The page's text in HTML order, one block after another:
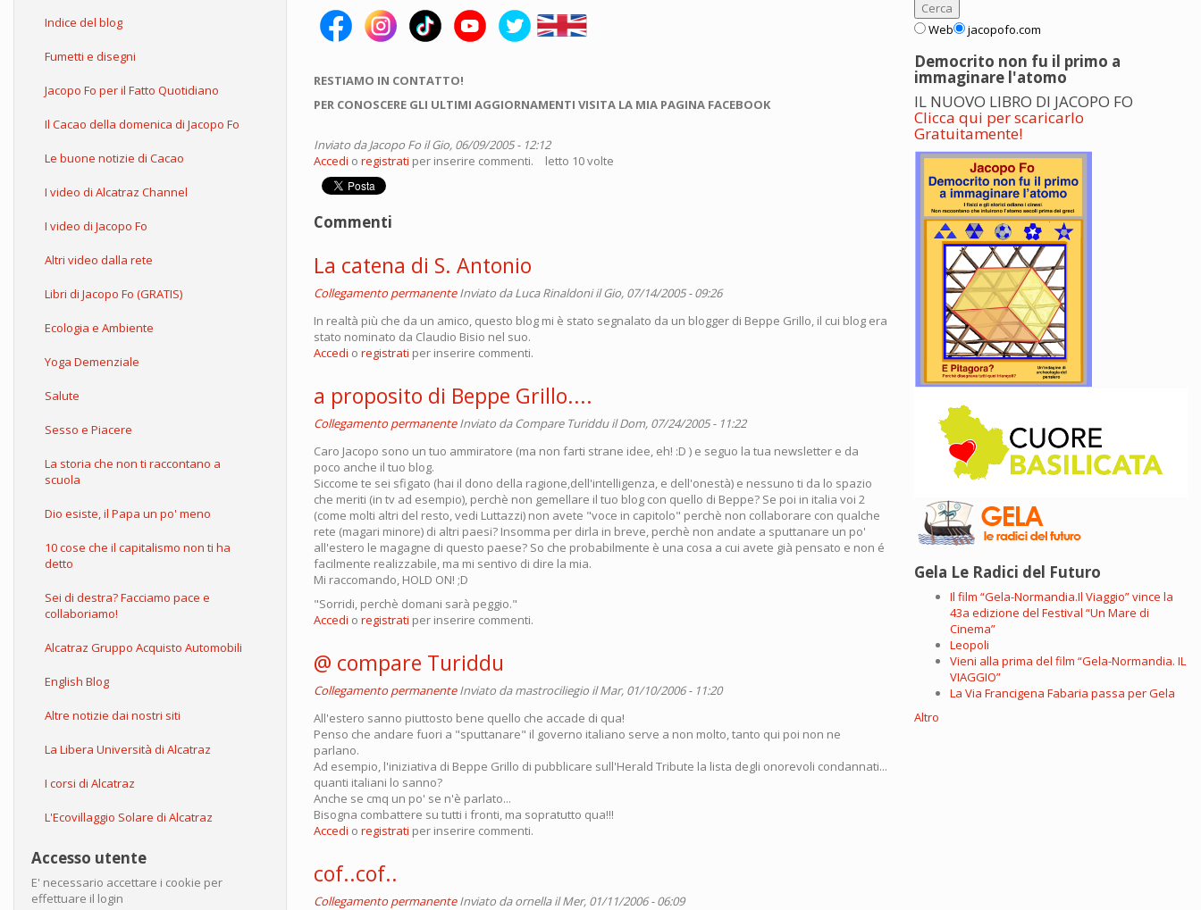
Indice del blog
Fumetti e disegni
Jacopo Fo per il Fatto Quotidiano
Il Cacao della domenica di Jacopo Fo
Le buone notizie di Cacao
I video di Alcatraz Channel
I video di Jacopo Fo
Altri video dalla rete
Libri di Jacopo Fo (GRATIS)
Ecologia e Ambiente
Yoga Demenziale
Salute
Sesso e Piacere
La storia che non ti raccontano a
scuola
Dio esiste, il Papa un po' meno
10 cose che il capitalismo non ti ha
detto
Sei di destra? Facciamo pace e
collaboriamo!
Alcatraz Gruppo Acquisto Automobili
English Blog
Altre notizie dai nostri siti
La Libera Università di Alcatraz
I corsi di Alcatraz
L'Ecovillaggio Solare di Alcatraz
Accesso utente
E' necessario accettare i cookie per
effettuare il login
RESTIAMO IN CONTATTO!
PER CONOSCERE GLI ULTIMI AGGIORNAMENTI VISITA LA MIA PAGINA FACEBOOK
Inviato daJacopo Fo il Gio, 06/09/2005 - 12:12
Accedi o registrati per inserire commenti. letto 10 volte
Commenti
La catena di S. Antonio
Collegamento permanente Inviato daLuca Rinaldoniil Gio, 07/14/2005 - 09:26
In realtà più che da un amico, questo blog mi è stato segnalato da un blogger di Beppe Grillo, il cui blog era
stato nominato da Claudio Bisio nel suo.
Accedi o registrati per inserire commenti.
a proposito di Beppe Grillo....
Collegamento permanente Inviato daCompare Turidduil Dom, 07/24/2005 - 11:22
Caro Jacopo sono un tuo ammiratore (ma non farti strane idee, eh! :D ) e seguo la tua newsletter e da
poco anche il tuo blog.
Siccome te sei sfigato (hai il dono della ragione,dell'intelligenza, e dell'onestà) e nessuno ti da lo spazio
che meriti (in tv ad esempio), perchè non gemellare il tuo blog con quello di Beppe? Se poi in italia voi 2
(come molti altri del resto, vedi Luttazzi) non avete "voce in capitolo" perchè non collaborare con qualche
rete (magari minore) di altri paesi? Insomma per dirla in breve, perchè non andate a sputtanare un po'
all'estero le magagne di questo paese? So che probabilmente è una cosa a cui avete già pensato e non é
facilmente realizzabile, ma mi sentivo di dire la mia.
Mi raccomando, HOLD ON! ;D
"Sorridi, perchè domani sarà peggio."
Accedi o registrati per inserire commenti.
@ compare Turiddu
Collegamento permanente Inviato damastrociliegio il Mar, 01/10/2006 - 11:20
All'estero sanno piuttosto bene quello che accade di qua!
Penso che andare fuori a "sputtanare" il governo italiano serve a non molto, tanto qui poi non ne
parlano.
Ad esempio, l'iniziativa di Beppe Grillo di pubblicare sull'Herald Tribute la lista degli onorevoli condannati...
quanti italiani lo sanno?
Anche se cmq un po' se n'è parlato...
Bisogna combattere su tutti i fronti, ma sopratutto qua!!!
Accedi o registrati per inserire commenti.
cof..cof..
Collegamento permanente Inviato daornellail Mer, 01/11/2006 - 06:09
Web jacopofo.com
Democrito non fu il primo a
immaginare l'atomo
IL NUOVO LIBRO DI JACOPO FO
Clicca qui per scaricarlo
Gratuitamente!
Gela Le Radici del Futuro
Il film “Gela-Normandia.Il Viaggio” vince la
43a edizione del Festival “Un Mare di
Cinema”
Leopoli
Vieni alla prima del film “Gela-Normandia. IL
VIAGGIO”
La Via Francigena Fabaria passa per Gela
Altro